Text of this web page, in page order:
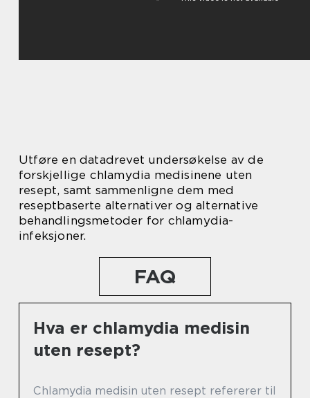
Utføre en datadrevet undersøkelse av de
forskjellige chlamydia medisinene uten
resept, samt sammenligne dem med
reseptbaserte alternativer og alternative
behandlingsmetoder for chlamydia-
infeksjoner.
FAQ
Hva er chlamydia medisin
uten resept?
Chlamydia medisin uten resept refererer til